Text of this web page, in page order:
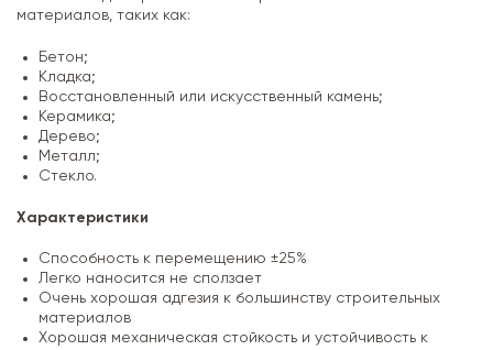
материалов, таких как:
Бетон;
Кладка;
Восстановленный или искусственный камень;
Керамика;
Дерево;
Металл;
Стекло.
Характеристики
Способность к перемещению ±25%
Легко наносится не сползает
Очень хорошая адгезия к большинству строительных
материалов
Хорошая механическая стойкость и устойчивость к